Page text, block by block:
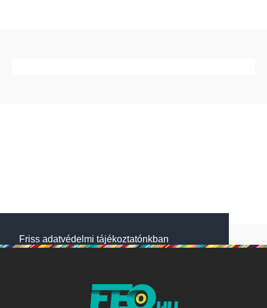
Friss adatvédelmi tájékoztatónkban
használunk a jobb működésért. A Website
NetSolution Média Zrt. 2018 május 25.